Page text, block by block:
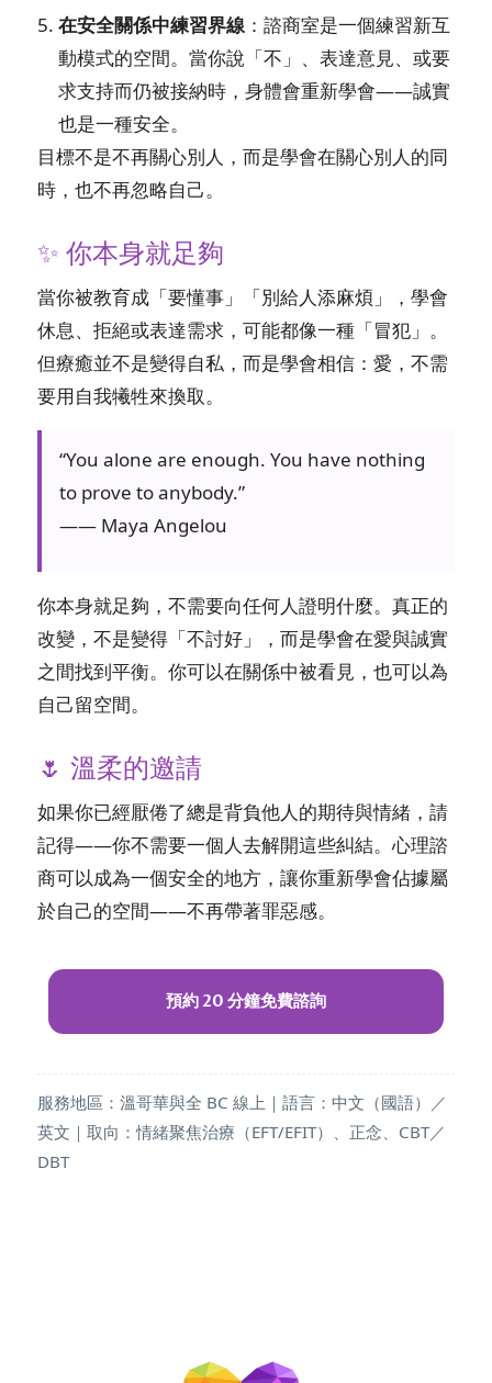
在安全關係中練習界線 ：諮商室是一個練習新互
動模式的空間。當你說「不」、表達意見、或要
求支持而仍被接納時，身體會重新學會——誠實
也是一種安全。
目標不是不再關心別人，而是學會在關心別人的同
時，也不再忽略自己。
✨ 你本身就足夠
當你被教育成「要懂事」「別給人添麻煩」，學會
休息、拒絕或表達需求，可能都像一種「冒犯」。
但療癒並不是變得自私，而是學會相信：愛，不需
要用自我犧牲來換取。
“You alone are enough. You have nothing
to prove to anybody.”
—— Maya Angelou
你本身就足夠，不需要向任何人證明什麼。真正的
改變，不是變得「不討好」，而是學會在愛與誠實
之間找到平衡。你可以在關係中被看見，也可以為
自己留空間。
🌷 溫柔的邀請
如果你已經厭倦了總是背負他人的期待與情緒，請
記得——你不需要一個人去解開這些糾結。心理諮
商可以成為一個安全的地方，讓你重新學會佔據屬
於自己的空間——不再帶著罪惡感。
預約 20 分鐘免費諮詢
服務地區：溫哥華與全 BC 線上｜語言：中文（國語）／
英文｜取向：情緒聚焦治療（EFT/EFIT）、正念、CBT／
DBT